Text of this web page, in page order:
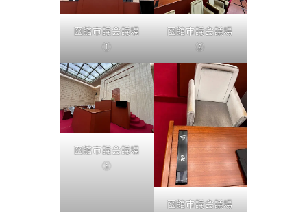
函館市議会議場
①
函館市議会議場
②
函館市議会議場
③
函館市議会議場